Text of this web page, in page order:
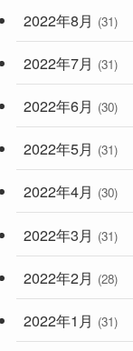
2022年8月 (31)
2022年7月 (31)
2022年6月 (30)
2022年5月 (31)
2022年4月 (30)
2022年3月 (31)
2022年2月 (28)
2022年1月 (31)